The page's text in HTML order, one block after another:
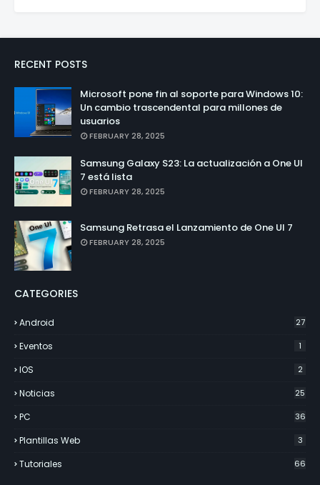
RECENT POSTS
Microsoft pone fin al soporte para Windows 10:
Un cambio trascendental para millones de
usuarios
FEBRUARY 28, 2025
Samsung Galaxy S23: La actualización a One UI
7 está lista
FEBRUARY 28, 2025
Samsung Retrasa el Lanzamiento de One UI 7
FEBRUARY 28, 2025
CATEGORIES
Android 27
Eventos 1
IOS 2
Noticias 25
PC 36
Plantillas Web 3
Tutoriales 66